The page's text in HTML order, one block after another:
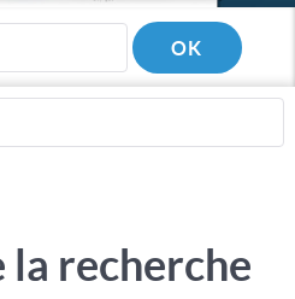
la recherche